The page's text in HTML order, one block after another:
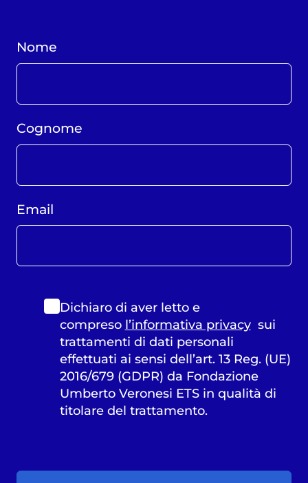
Nome
Cognome
Email
Dichiaro di aver letto e
compreso l’informativa privacysui
trattamenti di dati personali
effettuati ai sensi dell’art. 13 Reg. (UE)
2016/679 (GDPR) da Fondazione
Umberto Veronesi ETS in qualità di
titolare del trattamento.